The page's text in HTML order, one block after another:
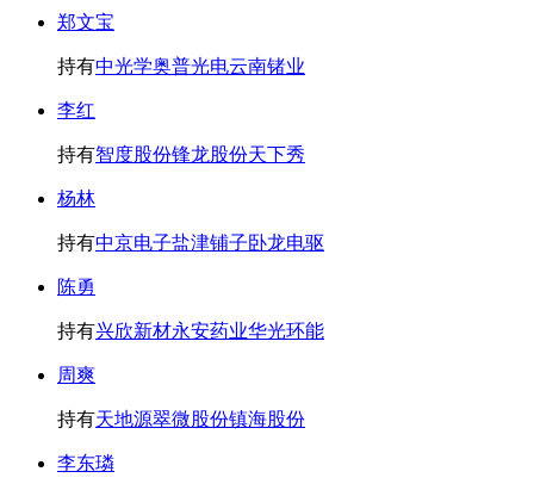
郑文宝
持有中光学奥普光电云南锗业
李红
持有智度股份锋龙股份天下秀
杨林
持有中京电子盐津铺子卧龙电驱
陈勇
持有兴欣新材永安药业华光环能
周爽
持有天地源翠微股份镇海股份
李东璘